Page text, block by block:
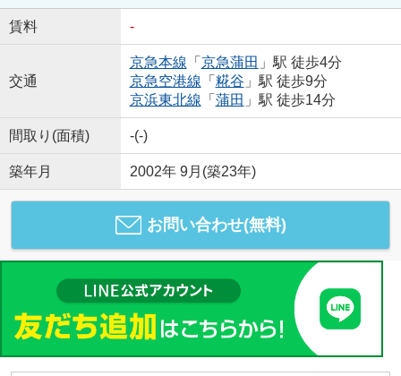
賃料 -
交通
京急本線 「 京急蒲田 」駅 徒歩4分
京急空港線 「 糀谷 」駅 徒歩9分
京浜東北線 「 蒲田 」駅 徒歩14分
間取り(面積) -(-)
築年月 2002年 9月(築23年)
お問い合わせ(無料)